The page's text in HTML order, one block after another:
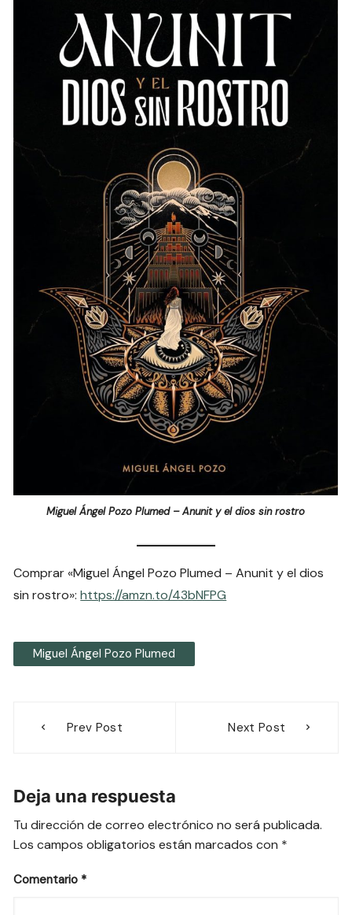
Miguel Ángel Pozo Plumed – Anunit y el dios sin rostro
Comprar «Miguel Ángel Pozo Plumed – Anunit y el dios
sin rostro»:https://amzn.to/43bNFPG
Miguel Ángel Pozo Plumed
Prev Post Next Post
Deja una respuesta
Tu dirección de correo electrónico no será publicada.
Los campos obligatorios están marcados con *
Comentario *